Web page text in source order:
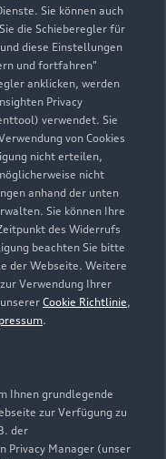
Sie können auch
die Schieberegler für
diese Einstellungen
und fortfahren"
anklicken, werden
Privacy
verwendet. Sie
von Cookies
nicht erteilen,
nicht
anhand der unten
Sie können Ihre
des Widerrufs
beachten Sie bitte
der Webseite. Weitere
Verwendung Ihrer
Cookie Richtlinie,
.
Ihnen grundlegende
zur Verfügung zu
der
Privacy Manager (unser